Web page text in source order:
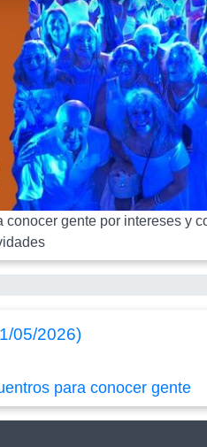
gente por intereses y
05/2026)
para conocer gente